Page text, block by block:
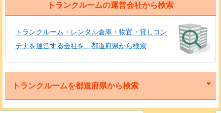
トランクルームの運営会社から検索
トランクルーム・レンタル倉庫・物置・貸しコン
テナを運営する会社を、都道府県から検索
トランクルームを都道府県から検索